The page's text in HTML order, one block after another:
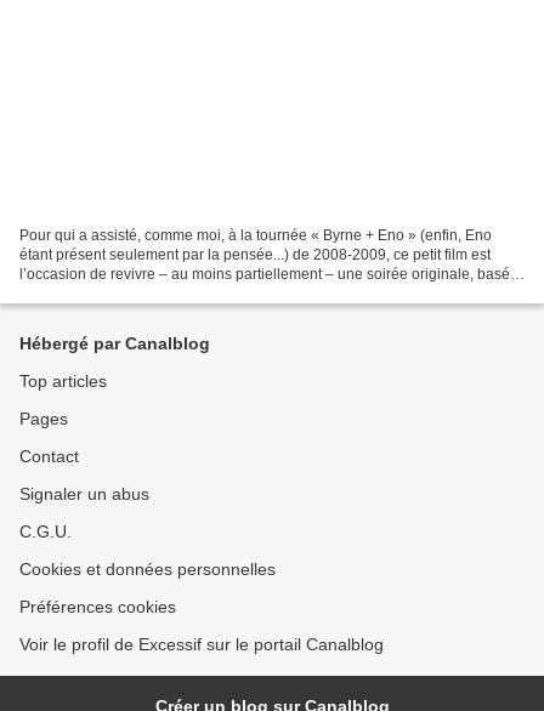
Pour qui a assisté, comme moi, à la tournée « Byrne + Eno » (enfin, Eno
étant présent seulement par la pensée...) de 2008-2009, ce petit film est
l’occasion de revivre – au moins partiellement – une soirée originale, basée
Hébergé par Canalblog
Top articles
Pages
Contact
Signaler un abus
C.G.U.
Cookies et données personnelles
Préférences cookies
Voir le profil de Excessif sur le portail Canalblog
Créer un blog sur Canalblog